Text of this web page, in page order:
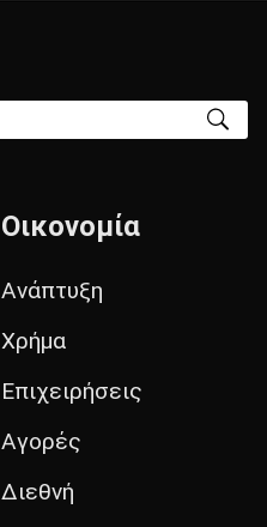
Οικονομία
Ανάπτυξη
Χρήμα
Επιχειρήσεις
Αγορές
Διεθνή